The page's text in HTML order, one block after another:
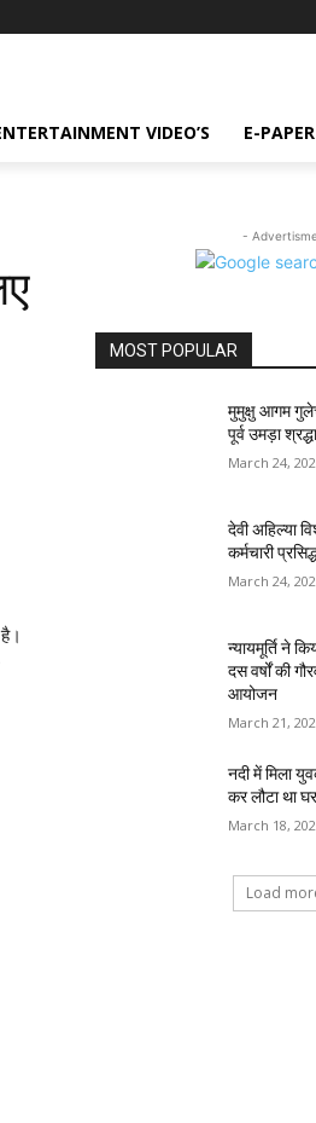
VIDEO’S E-PAPER
-
MOST POPULAR
मुमुक्षु आगम
पूर्व उमड़ा
March 24,
देवी अहिल्या
कर्मचारी
March 24,
न्यायमूर्ति ने
दस वर्षों की
आयोजन
March 21,
नदी में मिला
कर लौटा था
March 18,
Load